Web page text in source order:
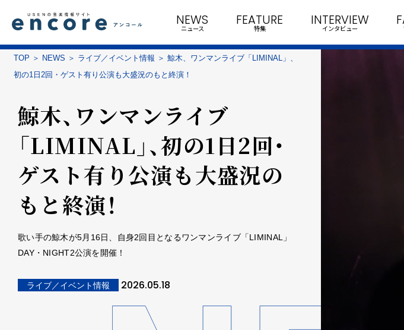
NEWS
ニュース
FEATURE
特集
INTERVIEW
インタビュー
TOP NEWS ライブ／イベント情報
鯨木、ワンマンライブ「LIMINAL」、
初の1日2回・ゲスト有り公演も大盛況のもと終演！
鯨木、ワンマンライブ
「LIMINAL」、初の1日2回・
ゲスト有り公演も大盛況の
もと終演！
歌い手の鯨木が5月16日、自身2回目となるワンマンライブ「LIMINAL」
DAY・NIGHT2公演を開催！
ライブ／イベント情報 2026.05.18